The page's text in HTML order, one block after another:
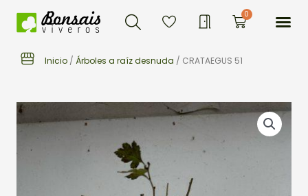
Buscar 0Carrito
Inicio / Árboles a raíz desnuda / CRATAEGUS 51